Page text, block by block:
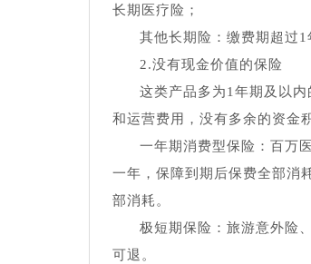
长期医疗险；
其他长期险：缴费期超过1
2.没有现金价值的保险
这类产品多为1年期及以
和运营费用，没有多余的资金
一年期消费型保险：百万
一年，保障到期后保费全部消
部消耗。
极短期保险：旅游意外险
可退。